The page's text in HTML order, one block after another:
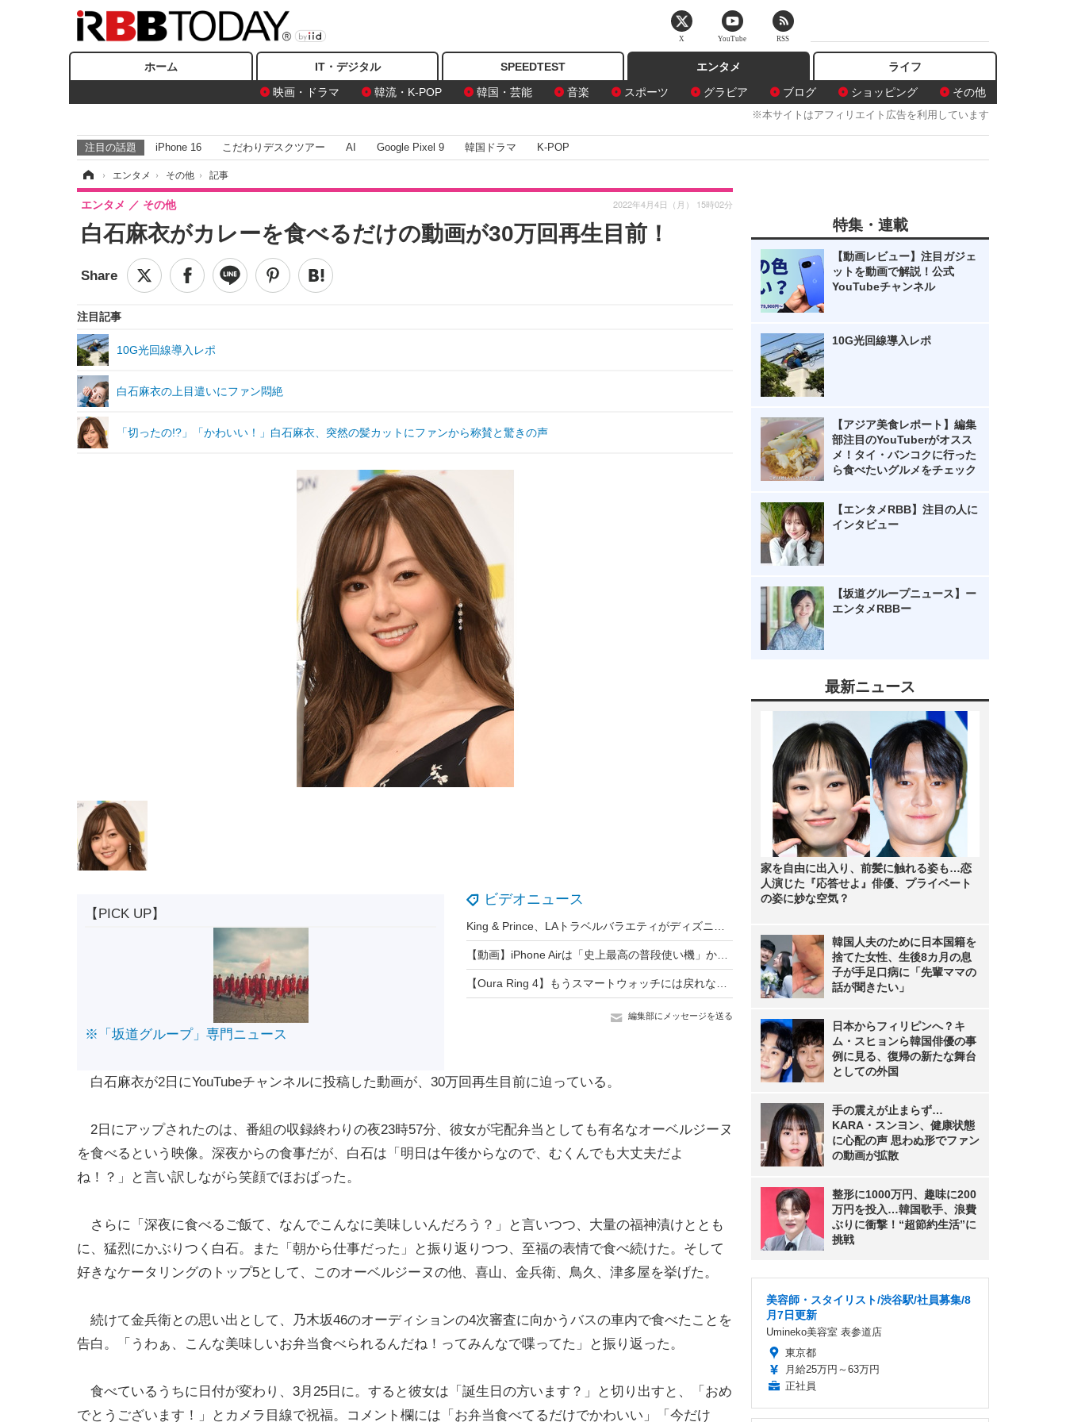
ホーム IT・デジタル SPEEDTEST
エンタメ
映画・ドラマ
韓流・K-POP 韓国・芸能 音楽 スポーツ グラビア ブログ ショッピング その他
ライフ
※本サイトはアフィリエイト広告を利用しています
注目の話題 iPhone 16 こだわりデスクツアー AI Google Pixel 9 韓国ドラマ K-POP
› エンタメ › その他 › 記事
白石麻衣がカレーを食べるだけの動画が30万回再生目前！
エンタメ その他 2022年4月4日（月） 15時02分
注目記事
10G光回線導入レポ
白石麻衣の上目遣いにファン悶絶
「切ったの!?」「かわいい！」白石麻衣、突然の髪カットにファンから称賛と驚きの声
ビデオニュース
編集部にメッセージを送る
【PICK UP】
※「坂道グループ」専門ニュース
白石麻衣が2日にYouTubeチャンネルに投稿した動画が、30万回再生目前に迫っている。
2日にアップされたのは、番組の収録終わりの夜23時57分、彼女が宅配弁当としても有名なオーベルジーヌ
を食べるという映像。深夜からの食事だが、白石は「明日は午後からなので、むくんでも大丈夫だよ
ね！？」と言い訳しながら笑顔でほおばった。
さらに「深夜に食べるご飯て、なんでこんなに美味しいんだろう？」と言いつつ、大量の福神漬けととも
に、猛烈にかぶりつく白石。また「朝から仕事だった」と振り返りつつ、至福の表情で食べ続けた。そして
好きなケータリングのトップ5として、このオーベルジーヌの他、喜山、金兵衛、鳥久、津多屋を挙げた。
続けて金兵衛との思い出として、乃木坂46のオーディションの4次審査に向かうバスの車内で食べたことを
告白。「うわぁ、こんな美味しいお弁当食べられるんだね！ってみんなで喋ってた」と振り返った。
食べているうちに日付が変わり、3月25日に。すると彼女は「誕生日の方います？」と切り出すと、「おめ
でとうございます！」とカメラ目線で祝福。コメント欄には「お弁当食べてるだけでかわいい」「今だけ
特集・連載
【動画レビュー】注目ガジェ
ットを動画で解説！公式
YouTubeチャンネル
10G光回線導入レポ
【アジア美食レポート】編集
部注目のYouTuberがオスス
メ！タイ・バンコクに行った
ら食べたいグルメをチェック
【エンタメRBB】注目の人に
インタビュー
【坂道グループニュース】ー
エンタメRBBー
最新ニュース
家を自由に出入り、前髪に触れる姿も…恋
人演じた『応答せよ』俳優、プライベート
の姿に妙な空気？
韓国人夫のために日本国籍を
捨てた女性、生後8カ月の息
子が手足口病に「先輩ママの
話が聞きたい」
日本からフィリピンへ？キ
ム・スヒョンら韓国俳優の事
例に見る、復帰の新たな舞台
としての外国
手の震えが止まらず…
KARA・スンヨン、健康状態
に心配の声 思わぬ形でファン
の動画が拡散
整形に1000万円、趣味に200
万円を投入…韓国歌手、浪費
ぶりに衝撃！“超節約生活”に
挑戦
美容師・スタイリスト/渋谷駅/社員募集/8
月7日更新
Umineko美容室 表参道店
東京都
月給25万円～63万円
正社員
X YouTube RSS